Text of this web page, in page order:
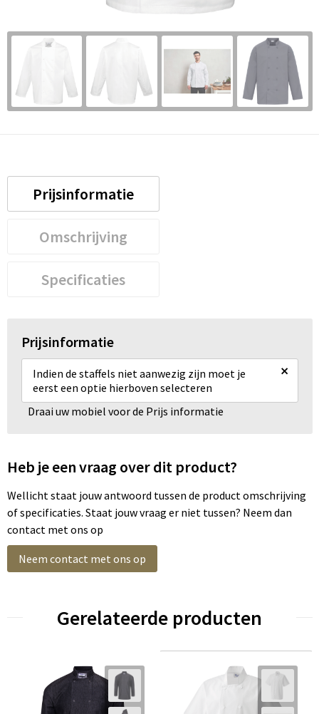
Prijsinformatie
Omschrijving
Specificaties
Prijsinformatie
Indien de staffels niet aanwezig zijn moet je
eerst een optie hierboven selecteren
×
Draai uw mobiel voor de Prijs informatie
Heb je een vraag over dit product?
Wellicht staat jouw antwoord tussen de product omschrijving
of specificaties. Staat jouw vraag er niet tussen? Neem dan
contact met ons op
Neem contact met ons op
Gerelateerde producten